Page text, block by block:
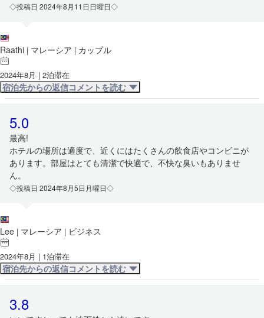
◇投稿日 2024年8月11日日曜日◇
Raathi | マレーシア | カップル
2024年8月 | 2泊滞在
宿泊先からの返信コメントを読む
5.0
最高!
ホテルの場所は適度で、近くにはたくさんの飲食店やコンビニが
あります。部屋はとても清潔で快適で、不快な臭いもありませ
ん。
◇投稿日 2024年8月5日月曜日◇
Lee | マレーシア | ビジネス
2024年8月 | 1泊滞在
宿泊先からの返信コメントを読む
3.8